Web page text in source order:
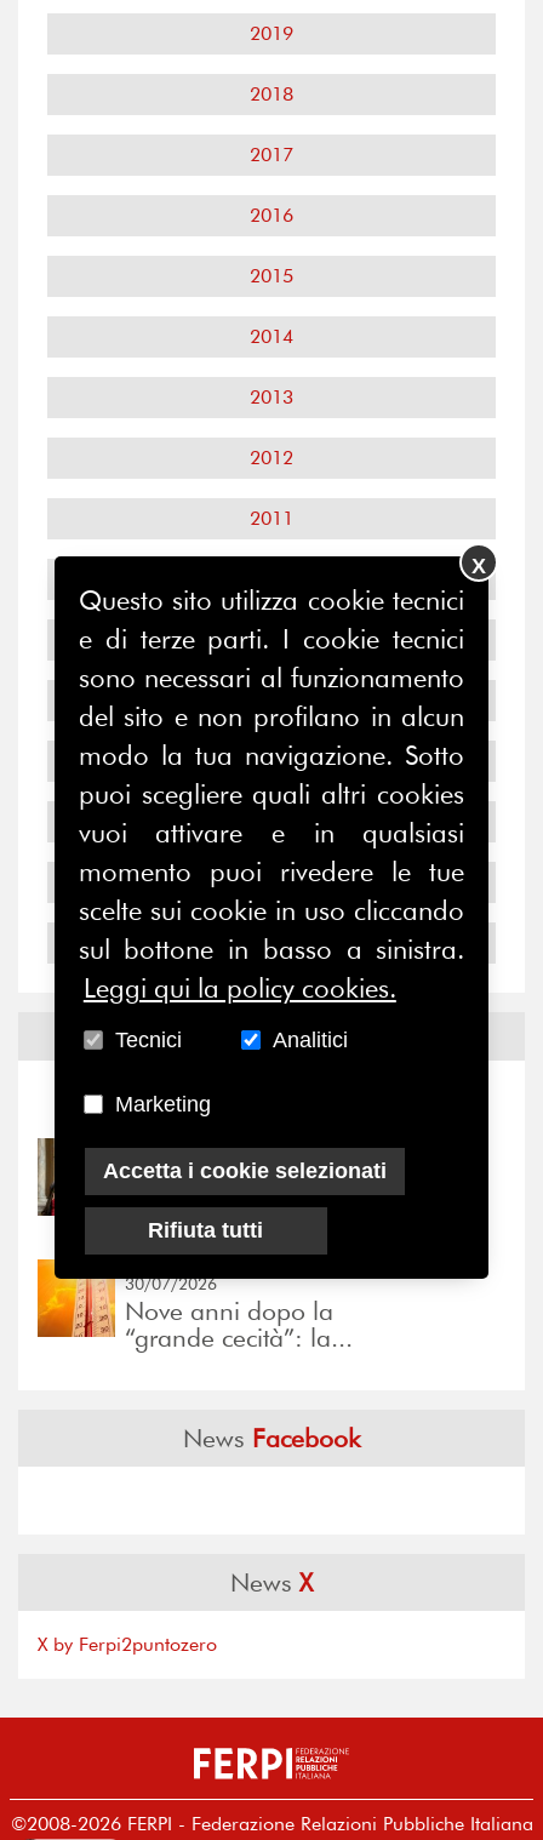
2019
2018
2017
2016
2015
2014
2013
2012
2011
2009
2007
2005
2004
Notizie edEventi
Notizie
31/07/2026
Prima della pausa estiva,
il valore di...
30/07/2026
Nove anni dopo la
“grande cecità”: la...
News Facebook
NewsX
X by Ferpi2puntozero
©2008-2026 FERPI - Federazione Relazioni Pubbliche Italiana
Questo sito utilizza cookie tecnici
e di terze parti. I cookie tecnici
sono necessari al funzionamento
del sito e non profilano in alcun
modo la tua navigazione. Sotto
puoi scegliere quali altri cookies
vuoi attivare e in qualsiasi
momento puoi rivedere le tue
scelte sui cookie in uso cliccando
sul bottone in basso a sinistra.
Leggi qui la policy cookies.
Tecnici Analitici
Marketing
Accetta i cookie selezionati
Rifiuta tutti
X